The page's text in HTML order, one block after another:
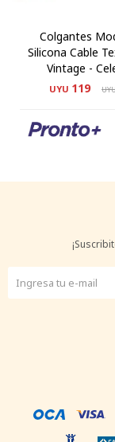
Colgantes
Silicona Cable
Vintage -
UYU 119